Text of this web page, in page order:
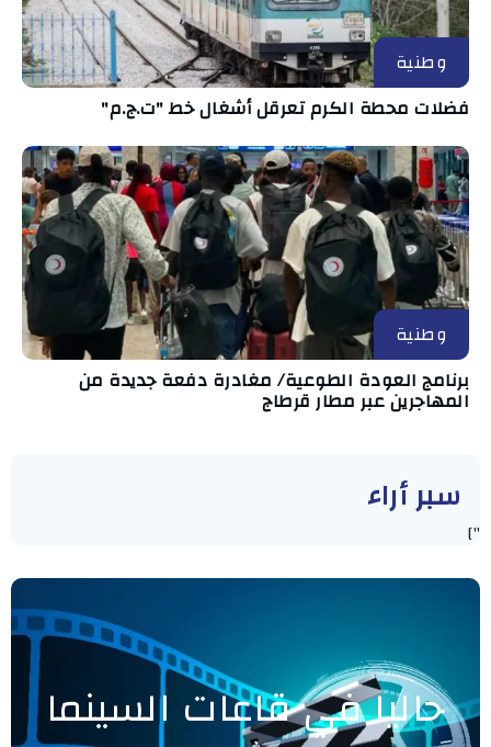
وطنية
فضلات محطة الكرم تعرقل أشغال خط "ت.ج.م"
وطنية
برنامج العودة الطوعية/ مغادرة دفعة جديدة من
المهاجرين عبر مطار قرطاج
سبر أراء
"]
حاليا في قاعات السينما